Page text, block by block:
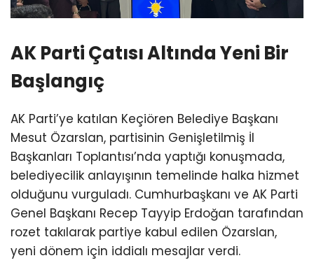
AK Parti Çatısı Altında Yeni Bir
Başlangıç
AK Parti’ye katılan Keçiören Belediye Başkanı
Mesut Özarslan, partisinin Genişletilmiş İl
Başkanları Toplantısı’nda yaptığı konuşmada,
belediyecilik anlayışının temelinde halka hizmet
olduğunu vurguladı. Cumhurbaşkanı ve AK Parti
Genel Başkanı Recep Tayyip Erdoğan tarafından
rozet takılarak partiye kabul edilen Özarslan,
yeni dönem için iddialı mesajlar verdi.